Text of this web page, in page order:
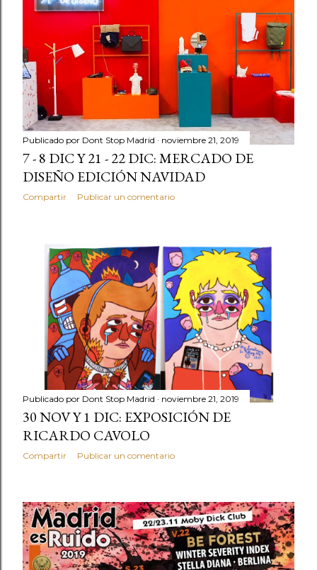
Publicado por Dont Stop Madrid noviembre 21, 2019
7 - 8 DIC Y 21 - 22 DIC: MERCADO DE
DISEÑO EDICIÓN NAVIDAD
Compartir Publicar un comentario
Publicado por Dont Stop Madrid noviembre 21, 2019
30 NOV Y 1 DIC: EXPOSICIÓN DE
RICARDO CAVOLO
Compartir Publicar un comentario